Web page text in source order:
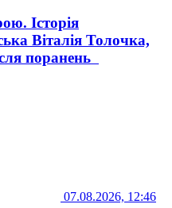
Історія
Віталія Толочка,
поранень
07.08.2026, 12:46